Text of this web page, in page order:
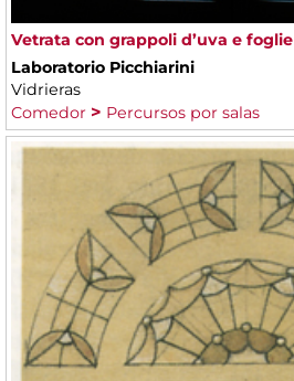
Vetrata con grappoli d’uva e foglie
Laboratorio Picchiarini
Vidrieras
Comedor
Percursos por salas